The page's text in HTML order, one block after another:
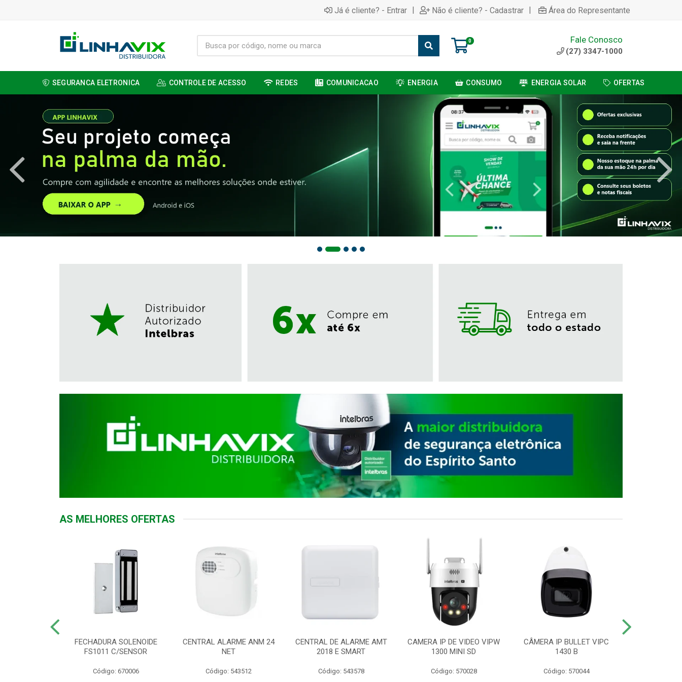
Já é cliente? - Entrar | Não é cliente? - Cadastrar | Área do Representante
0 Fale Conosco
(27) 3347-1000
SEGURANCA ELETRONICA CONTROLE DE ACESSO REDES COMUNICACAO ENERGIA CONSUMO ENERGIA SOLAR OFERTAS
AS MELHORES OFERTAS
FECHADURA SOLENOIDE
FS1011 C/SENSOR
Código: 670006
CENTRAL ALARME ANM 24
NET
Código: 543512
CENTRAL DE ALARME AMT
2018 E SMART
Código: 543578
CAMERA IP DE VIDEO VIPW
1300 MINI SD
Código: 570028
CÂMERA IP BULLET VIPC
1430 B
Código: 570044